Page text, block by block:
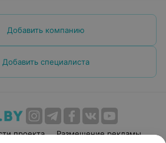
Добавить компанию
Добавить специалиста
проекта
Размещение рекламы